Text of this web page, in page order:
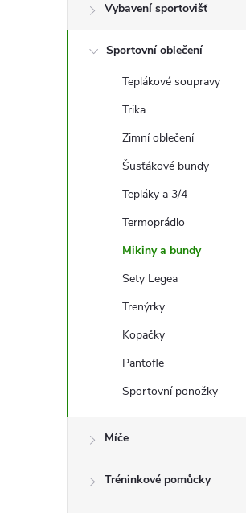
t
l
Vybavení sportovišť
Sportovní oblečení
Teplákové soupravy
Trika
Zimní oblečení
Šusťákové bundy
Tepláky a 3/4
Termoprádlo
Mikiny a bundy
Sety Legea
Trenýrky
Kopačky
Pantofle
Sportovní ponožky
Míče
Tréninkové pomůcky